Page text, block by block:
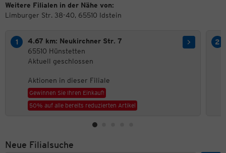
Weitere Filialen in der Nähe von:
Limburger Str. 38-40, 65510 Idstein
4.67 km: Neukirchner Str. 7
65510 Hünstetten
Aktuell geschlossen
Aktionen in dieser Filiale
Gewinnen Sie Ihren Einkauf!
50% auf alle bereits reduzierten Artikel
Neue Filialsuche